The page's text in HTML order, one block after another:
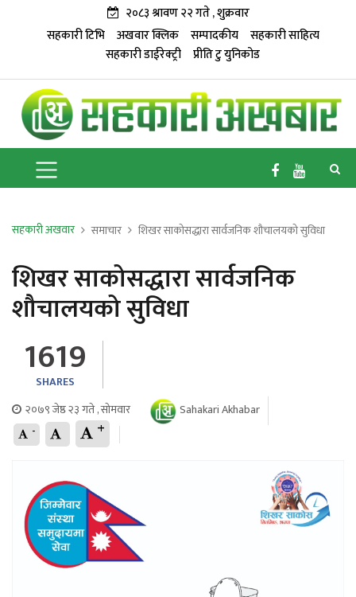
२०८३ श्रावण २२ गते , शुक्रवार
सहकारी टिभि
अखवार क्लिक सम्पादकीय
सहकारी साहित्य
सहकारी डाईरेक्ट्री प्रीति टु युनिकोड
सहकारी अखवार समाचार शिखर साकोसद्धारा सार्वजनिक शौचालयको सुविधा
शिखर साकोसद्धारा सार्वजनिक
शौचालयको सुविधा
1619
SHARES
२०७९ जेष्ठ २३ गते , सोमवार
Sahakari Akhabar
- +